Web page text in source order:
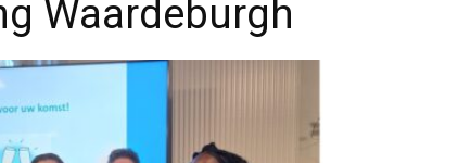
Waardeburgh